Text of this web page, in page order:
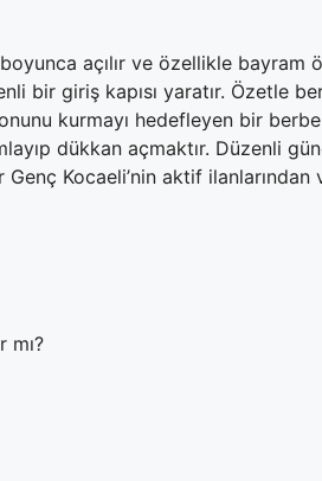
açılır ve özellikle
giriş kapısı yaratır. Özetle
kurmayı hedefleyen bir
dükkan açmaktır. Düzenli
Genç Kocaeli’nin aktif
mı?